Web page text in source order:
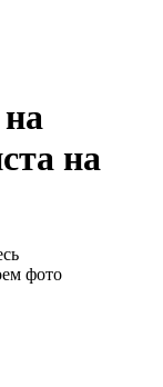
на
фото